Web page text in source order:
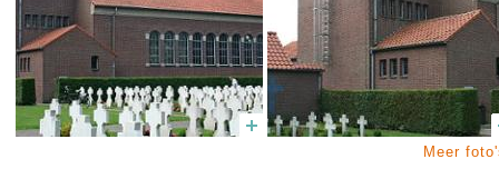
Meer